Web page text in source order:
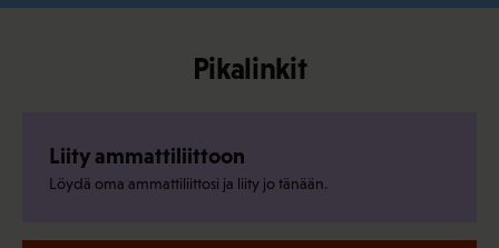
Pikalinkit
Liity ammattiliittoon
Löydä oma ammattiliittosi ja liity jo tänään.